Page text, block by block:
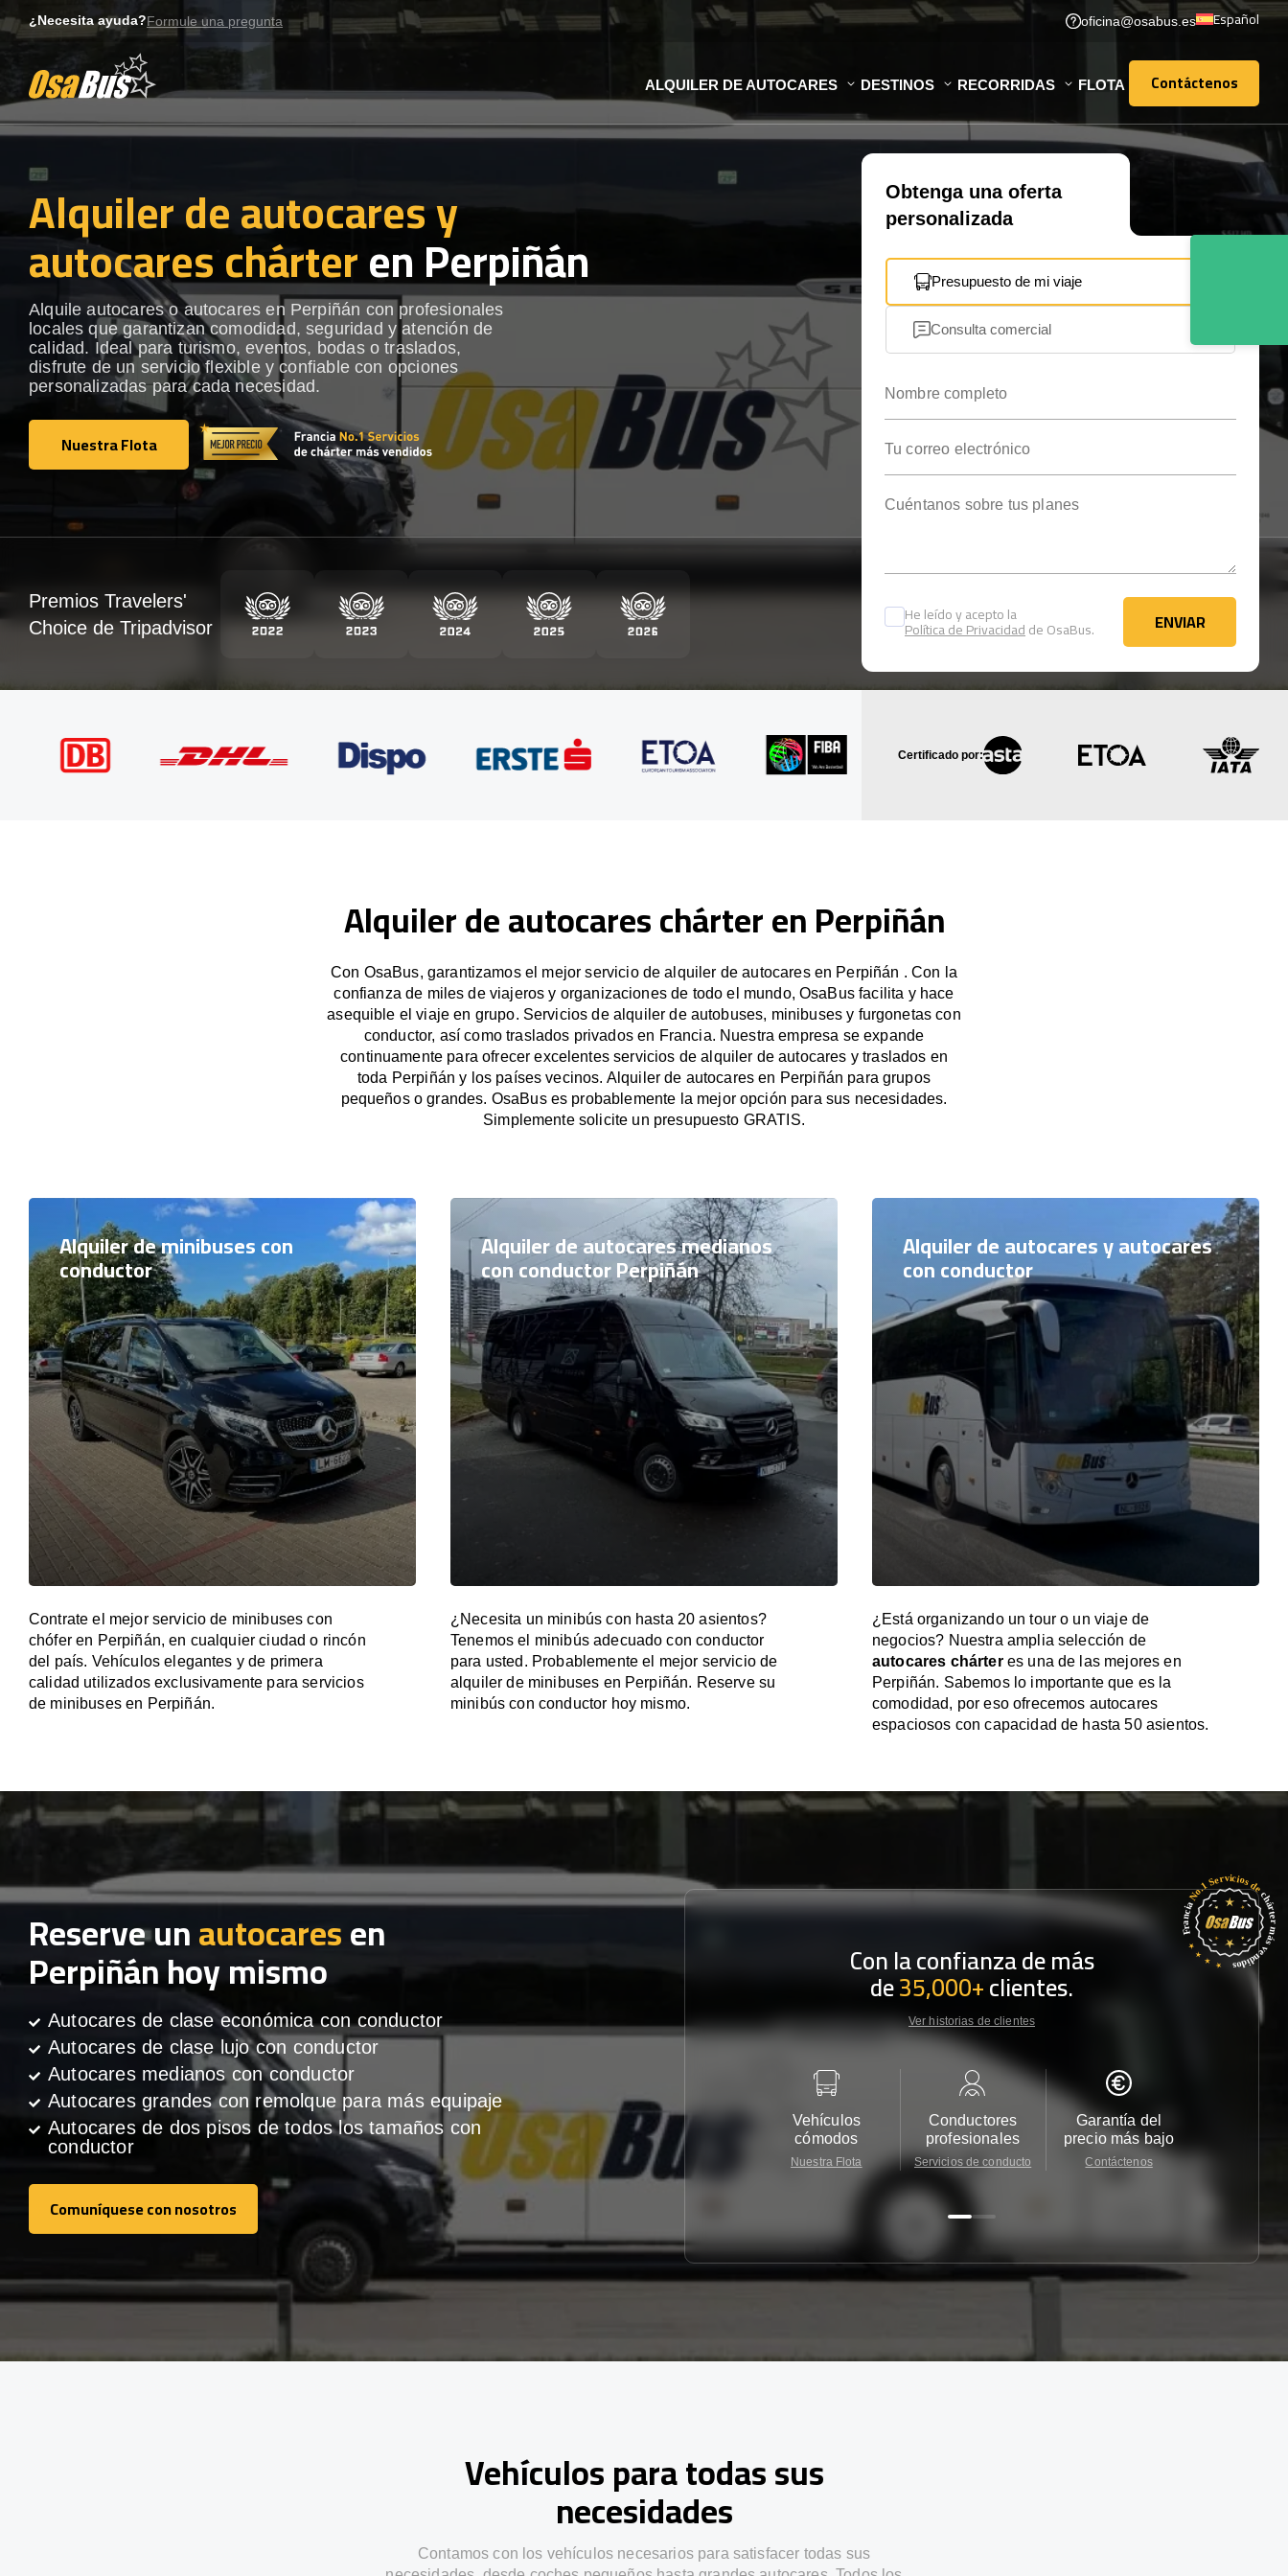
to
¿Necesita ayuda?Formule una pregunta oficina@osabus.es Español
ALQUILER DE AUTOCARES DESTINOS RECORRIDAS FLOTA Contáctenos
Contáctenos
Alquiler de autocares y
autocares chárteren Perpiñán
Alquile autocares o autocares en Perpiñán con profesionales
locales que garantizan comodidad, seguridad y atención de
calidad. Ideal para turismo, eventos, bodas o traslados,
disfrute de un servicio flexible y confiable con opciones
personalizadas para cada necesidad.
Nuestra Flota
Nuestra Flota
Obtenga una oferta
personalizada
Presupuesto de mi viaje
Consulta comercial
He leído y acepto la
Política de Privacidadde OsaBus. ENVIAR
ENVIAR
Premios Travelers'
Choice de Tripadvisor
Certificado por:
Alquiler de autocares chárter en Perpiñán
Con OsaBus, garantizamos el mejor servicio de alquiler de autocares en Perpiñán . Con la
confianza de miles de viajeros y organizaciones de todo el mundo, OsaBus facilita y hace
asequible el viaje en grupo. Servicios de alquiler de autobuses, minibuses y furgonetas con
conductor, así como traslados privados en Francia. Nuestra empresa se expande
continuamente para ofrecer excelentes servicios de alquiler de autocares y traslados en
toda Perpiñán y los países vecinos. Alquiler de autocares en Perpiñán para grupos
pequeños o grandes. OsaBus es probablemente la mejor opción para sus necesidades.
Simplemente solicite un presupuesto GRATIS.
Alquiler de minibuses con
conductor
Contrate el mejor servicio de minibuses con
chófer en Perpiñán, en cualquier ciudad o rincón
del país. Vehículos elegantes y de primera
calidad utilizados exclusivamente para servicios
de minibuses en Perpiñán.
Alquiler de autocares medianos
con conductor Perpiñán
¿Necesita un minibús con hasta 20 asientos?
Tenemos el minibús adecuado con conductor
para usted. Probablemente el mejor servicio de
alquiler de minibuses en Perpiñán. Reserve su
minibús con conductor hoy mismo.
Alquiler de autocares y autocares
con conductor
¿Está organizando un tour o un viaje de
negocios? Nuestra amplia selección de
autocares chárteres una de las mejores en
Perpiñán. Sabemos lo importante que es la
comodidad, por eso ofrecemos autocares
espaciosos con capacidad de hasta 50 asientos.
Reserve unautocaresen
Perpiñán hoy mismo
Autocares de clase económica con conductor
Autocares de clase lujo con conductor
Autocares medianos con conductor
Autocares grandes con remolque para más equipaje
Autocares de dos pisos de todos los tamaños con
conductor
Comuníquese con nosotros
Comuníquese con nosotros
Con la confianza de más
de35,000+clientes.
Ver historias de clientes
Vehículos
cómodos
Nuestra Flota
Conductores
profesionales
Servicios de conducto
Garantía del
precio más bajo
Contáctenos
Vehículos para todas sus
necesidades
Contamos con los vehículos necesarios para satisfacer todas sus